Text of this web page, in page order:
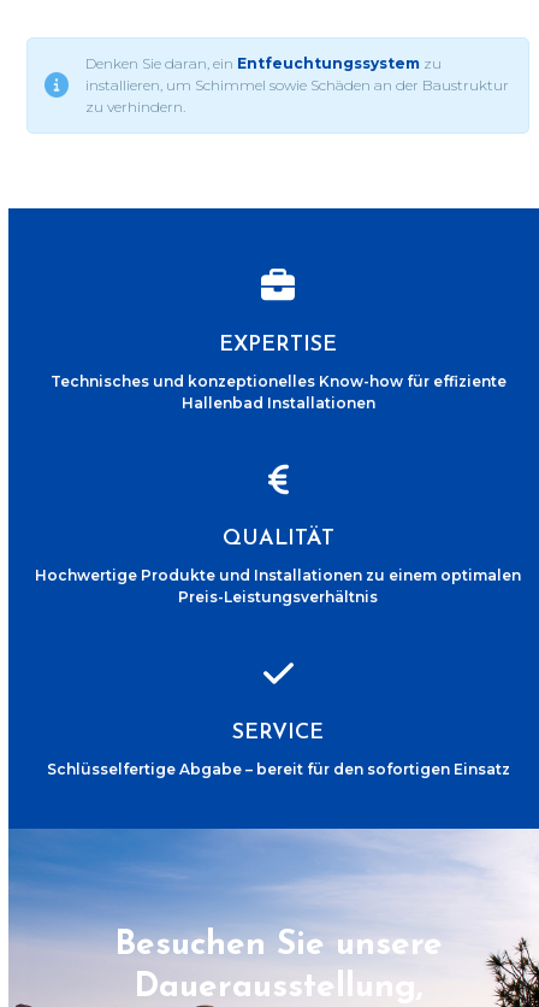
Denken Sie daran, ein Entfeuchtungssystem zu
installieren, um Schimmel sowie Schäden an der Baustruktur
zu verhindern.
EXPERTISE
Technisches und konzeptionelles Know-how für effiziente
Hallenbad Installationen
QUALITÄT
Hochwertige Produkte und Installationen zu einem optimalen
Preis-Leistungsverhältnis
SERVICE
Schlüsselfertige Abgabe – bereit für den sofortigen Einsatz
Besuchen Sie unsere
Dauerausstellung,